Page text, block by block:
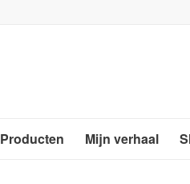
Producten Mijn verhaal